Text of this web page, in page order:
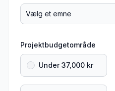
Projektbudgetområde
Under 37,000 kr